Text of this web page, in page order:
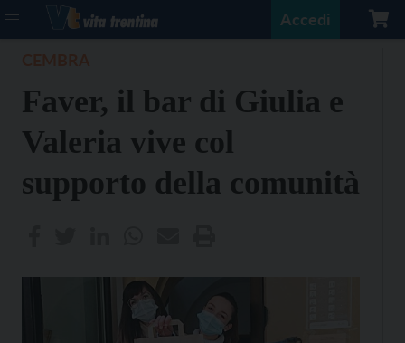
Accedi
Faver, il bar di Giulia e
Valeria vive col
supporto della comunità